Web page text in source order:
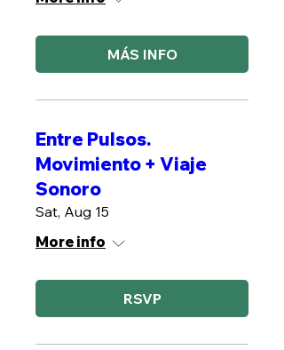
MÁS INFO
Entre Pulsos.
Movimiento + Viaje
Sonoro
Sat, Aug 15
More info
RSVP